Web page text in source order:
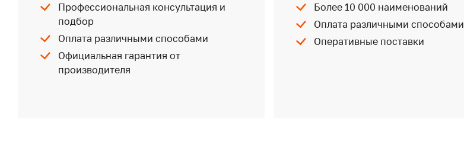
Профессиональная консультация и
подбор
Оплата различными способами
Официальная гарантия от
производителя
Более 10 000 наименований
Оплата различными способами
Оперативные поставки